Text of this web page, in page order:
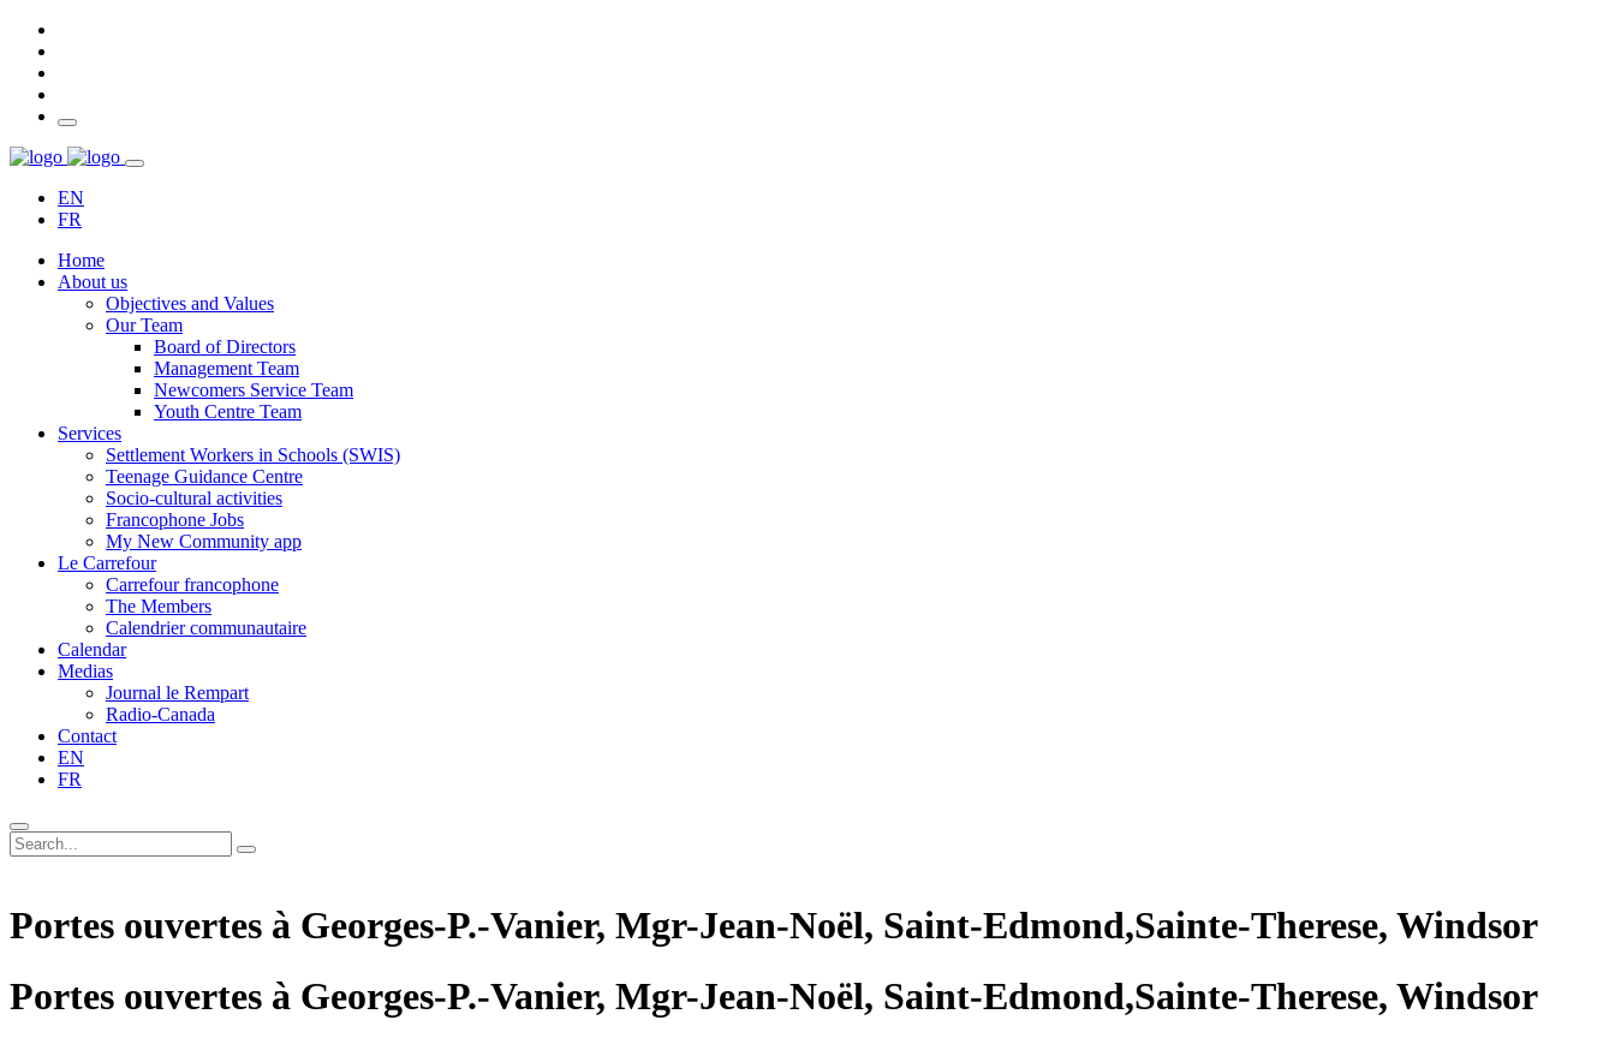
EN
FR
Home
About us
Objectives and Values
Our Team
Board of Directors
Management Team
Newcomers Service Team
Youth Centre Team
Services
Settlement Workers in Schools (SWIS)
Teenage Guidance Centre
Socio-cultural activities
Francophone Jobs
My New Community app
Le Carrefour
Carrefour francophone
The Members
Calendrier communautaire
Calendar
Medias
Journal le Rempart
Radio-Canada
Contact
EN
FR
Portes ouvertes à Georges-P.-Vanier, Mgr-Jean-Noël, Saint-Edmond,Sainte-Therese, Windsor
Portes ouvertes à Georges-P.-Vanier, Mgr-Jean-Noël, Saint-Edmond,Sainte-Therese, Windsor